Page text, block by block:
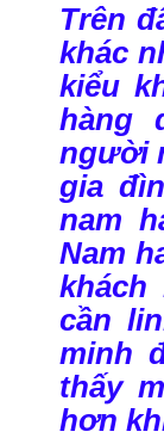
Trên
khác
kiểu
hàng
người
gia
nam
Nam
khách
cần
minh
thấy
hơn